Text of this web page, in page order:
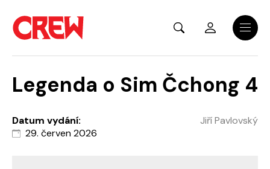
Menu
Legenda o Sim Čchong 4
Datum vydání:
29. červen 2026
Jiří Pavlovský